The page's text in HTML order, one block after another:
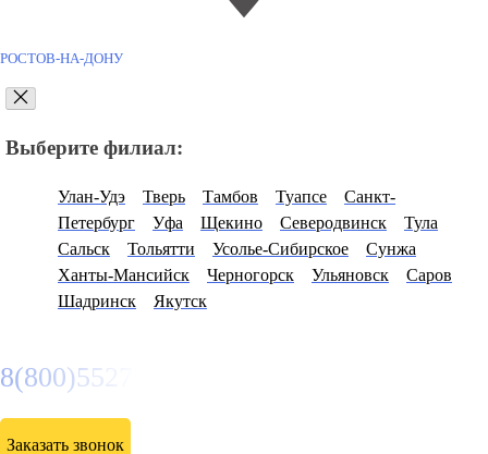
РОСТОВ-НА-ДОНУ
Выберите филиал:
Улан-Удэ Тверь Тамбов Туапсе
Санкт-
Петербург
Уфа Щекино Северодвинск
Тула
Сальск
Тольятти Усолье-Сибирское
Сунжа
Ханты-Мансийск
Черногорск Ульяновск
Саров
Шадринск
Якутск
8(800)5527584
Заказать звонок